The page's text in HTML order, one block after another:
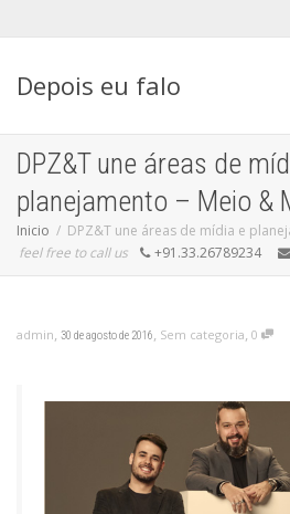
Depois eu falo
DPZ&T une áreas de
planejamento – Meio &
Inicio
DPZ&T une áreas de mídia e
feel free to call us
+91.33.26789234
admin, 30 de agosto de 2016, Sem categoria, 0